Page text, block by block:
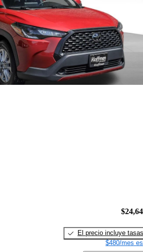
El precio incluye tasas
$480/mes